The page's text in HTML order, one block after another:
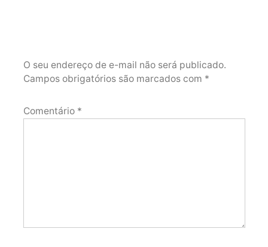
O seu endereço de e-mail não será publicado.
Campos obrigatórios são marcados com *
Comentário *